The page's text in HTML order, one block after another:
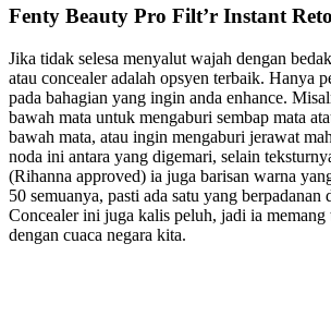
Fenty Beauty Pro Filt’r Instant
Jika tidak selesa menyalut wajah dengan
atau concealer adalah opsyen terbaik. Hanya
pada bahagian yang ingin anda enhance.
bawah mata untuk mengaburi sembap mata
bawah mata, atau ingin mengaburi jerawat
noda ini antara yang digemari, selain
(Rihanna approved) ia juga barisan warna
50 semuanya, pasti ada satu yang berpadanan
Concealer ini juga kalis peluh, jadi ia memang
dengan cuaca negara kita.